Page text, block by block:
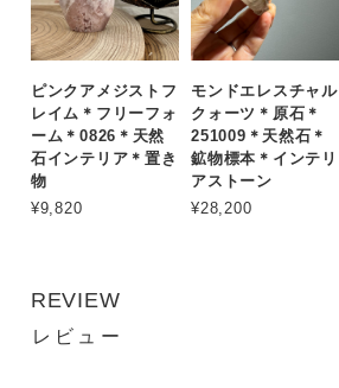
ピンクアメジストフ
レイム＊フリーフォ
ーム＊0826＊天然
石インテリア＊置き
物
¥9,820
モンドエレスチャル
クォーツ＊原石＊
251009＊天然石＊
鉱物標本＊インテリ
アストーン
¥28,200
REVIEW
レビュー